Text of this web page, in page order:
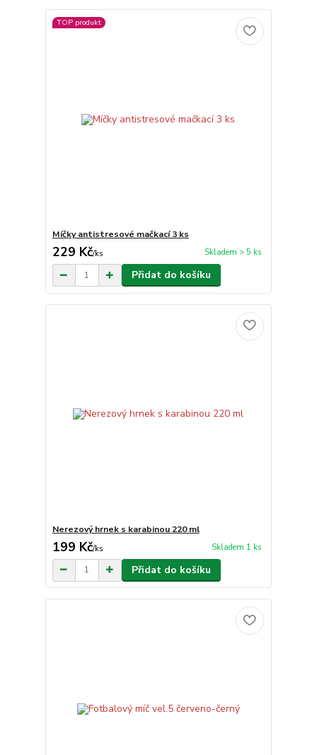
TOP produkt
Míčky antistresové mačkací 3 ks
229 Kč/ks Skladem > 5 ks
Přidat do košíku
Nerezový hrnek s karabinou 220 ml
199 Kč/ks Skladem 1 ks
Přidat do košíku